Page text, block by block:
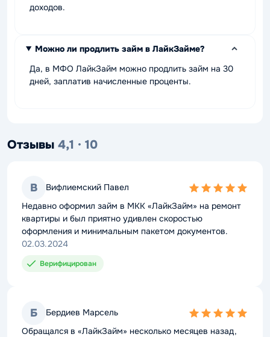
доходов.
Можно ли продлить займ в ЛайкЗайме?
Да, в МФО ЛайкЗайм можно продлить займ на 30
дней, заплатив начисленные проценты.
Отзывы 4,1 · 10
В Вифлиемский Павел
5,0
rating
Недавно оформил займ в МКК «ЛайкЗайм» на ремонт
квартиры и был приятно удивлен скоростью
оформления и минимальным пакетом документов.
02.03.2024
Верифицирован
Б Бердиев Марсель
5,0
rating
Обращался в «ЛайкЗайм» несколько месяцев назад,